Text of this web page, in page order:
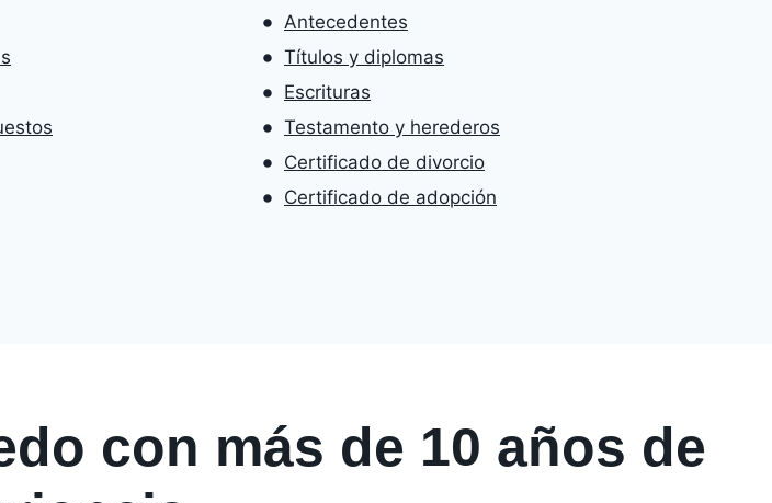
Antecedentes
Títulos y diplomas
Escrituras
Testamento y herederos
Certificado de divorcio
Certificado de adopción
con más de 10 años de